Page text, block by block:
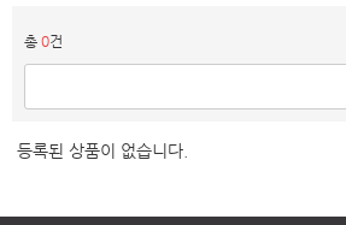
총 0건
등록된 상품이 없습니다.